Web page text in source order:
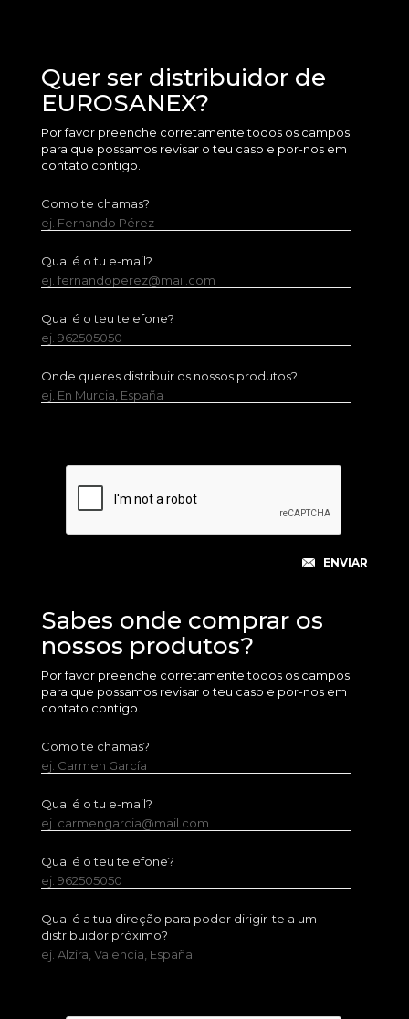
Quer ser distribuidor de
EUROSANEX?
Por favor preenche corretamente todos os campos
para que possamos revisar o teu caso e por-nos em
contato contigo.
Como te chamas?
ej. Fernando Pérez
Qual é o tu e-mail?
ej. fernandoperez@mail.com
Qual é o teu telefone?
ej. 962505050
Onde queres distribuir os nossos produtos?
ej. En Murcia, España
Sabes onde comprar os
nossos produtos?
Por favor preenche corretamente todos os campos
para que possamos revisar o teu caso e por-nos em
contato contigo.
Como te chamas?
ej. Carmen García
Qual é o tu e-mail?
ej. carmengarcia@mail.com
Qual é o teu telefone?
ej. 962505050
Qual é a tua direção para poder dirigir-te a um
distribuidor próximo?
ej. Alzira, Valencia, España.